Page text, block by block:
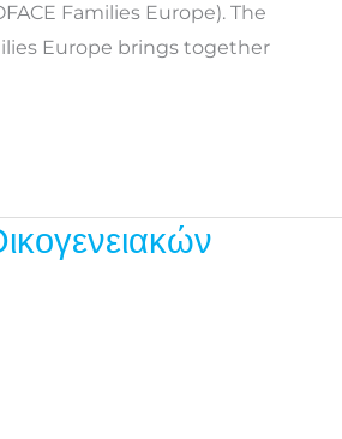
Families Europe). The
Europe brings together